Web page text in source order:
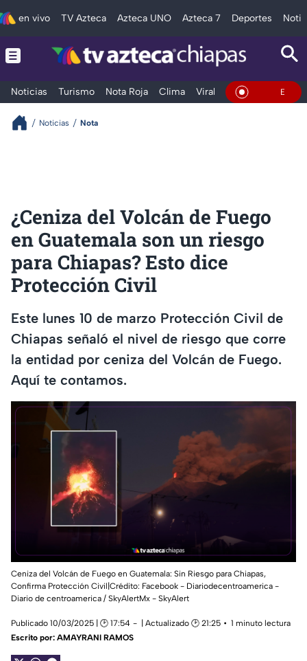
en vivo TV Azteca Azteca UNO Azteca 7 Deportes
Noticias Turismo Nota Roja Clima Viral y Tendencia En Vivo
Noticias Nota
¿Ceniza del Volcán de Fuego
en Guatemala son un riesgo
para Chiapas? Esto dice
Protección Civil
Este lunes 10 de marzo Protección Civil de
Chiapas señaló el nivel de riesgo que corre
la entidad por ceniza del Volcán de Fuego.
Aquí te contamos.
Ceniza del Volcán de Fuego en Guatemala: Sin Riesgo para Chiapas,
Confirma Protección Civil|Crédito: Facebook - Diariodecentroamerica -
Diario de centroamerica / SkyAlertMx - SkyAlert
Publicado 10/03/2025 | 🕑 17:54 | Actualizado 🕑 21:25
1 minuto lectura
Escrito por: AMAYRANI RAMOS